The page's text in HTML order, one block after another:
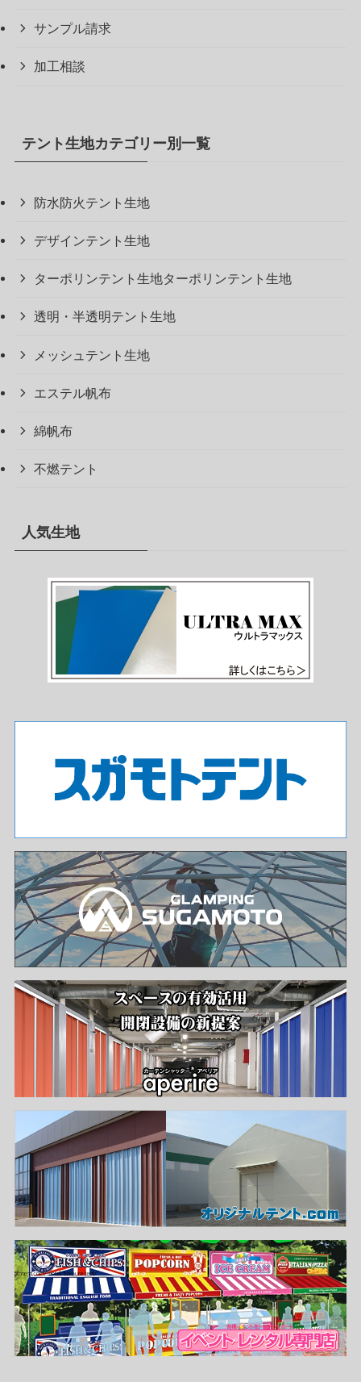
サンプル請求
加工相談
テント生地カテゴリー別一覧
防水防火テント生地
デザインテント生地
ターポリンテント生地ターポリンテント生地
透明・半透明テント生地
メッシュテント生地
エステル帆布
綿帆布
不燃テント
人気生地